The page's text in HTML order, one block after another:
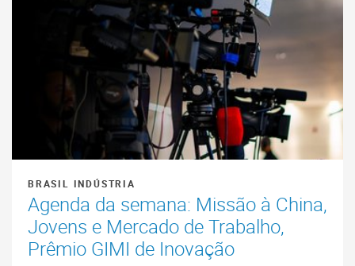
BRASIL INDÚSTRIA
Agenda da semana: Missão à China,
Jovens e Mercado de Trabalho,
Prêmio GIMI de Inovação